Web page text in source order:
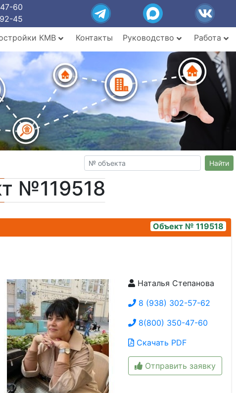
60
45
КМВ Контакты Руководство Работа
Найти
№119518
Объект № 119518
6b2d34c6-df35-4bf9-8ad1-0b7956e94871Наталья Степанова
8 (938) 302-57-62
8(800) 350-47-60
Скачать PDF
Отправить заявку